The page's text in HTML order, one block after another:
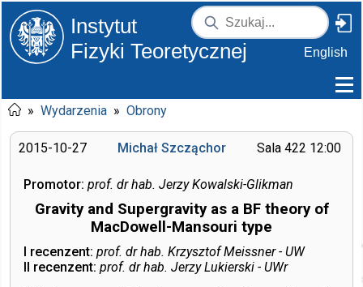
Instytut
Fizyki Teoretycznej
English
» Wydarzenia » Obrony
2015-10-27 Sala 422 12:00
Michał Szcząchor
Promotor: prof. dr hab. Jerzy Kowalski-Glikman
Gravity and Supergravity as a BF theory of
MacDowell-Mansouri type
I recenzent: prof. dr hab. Krzysztof Meissner - UW
II recenzent: prof. dr hab. Jerzy Lukierski - UWr